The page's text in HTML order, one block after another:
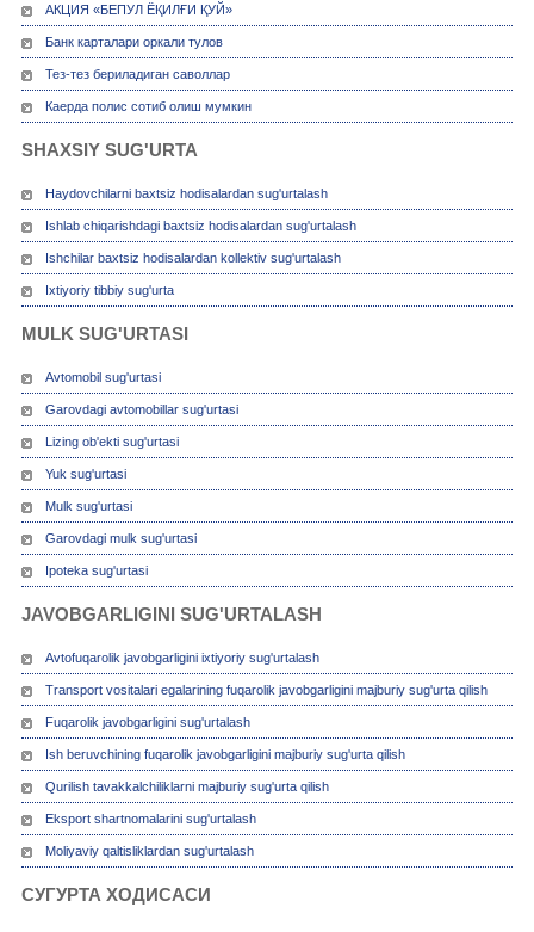
АКЦИЯ «БЕПУЛ ЁҚИЛҒИ ҚУЙ»
Банк карталари оркали тулов
Тез-тез бериладиган саволлар
Каерда полис сотиб олиш мумкин
SHAXSIY SUG'URTA
Haydovchilarni baxtsiz hodisalardan sug'urtalash
Ishlab chiqarishdagi baxtsiz hodisalardan sug'urtalash
Ishchilar baxtsiz hodisalardan kollektiv sug'urtalash
Ixtiyoriy tibbiy sug'urta
MULK SUG'URTASI
Avtomobil sug'urtasi
Garovdagi avtomobillar sug'urtasi
Lizing ob'ekti sug'urtasi
Yuk sug'urtasi
Mulk sug'urtasi
Garovdagi mulk sug'urtasi
Ipoteka sug'urtasi
JAVOBGARLIGINI SUG'URTALASH
Avtofuqarolik javobgarligini ixtiyoriy sug'urtalash
Transport vositalari egalarining fuqarolik javobgarligini majburiy sug'urta qilish
Fuqarolik javobgarligini sug'urtalash
Ish beruvchining fuqarolik javobgarligini majburiy sug'urta qilish
Qurilish tavakkalchiliklarni majburiy sug'urta qilish
Eksport shartnomalarini sug'urtalash
Moliyaviy qaltisliklardan sug'urtalash
СУГУРТА ХОДИСАСИ